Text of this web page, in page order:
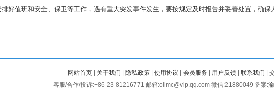
值班和安全、保卫等工作，遇有重大突发事件发生，要按规定及时报告并妥善处置，确保
网站首页 关于我们 隐私政策 使用协议 会员服务 用户反馈 联系我们
客服/合作/投诉:+86-23-81216771 邮箱:oilmc@vip.qq.com 微信:21880049 备案: